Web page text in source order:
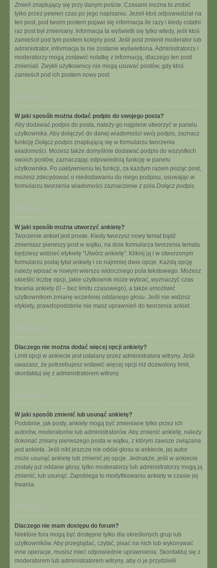
Zmień znajdujący się przy danym poście. Czasami można to zrobić
tylko przez pewien czas po jego napisaniu. Jeżeli ktoś odpowiedział na
ten post, pod twoim postem pojawi się informacja ile razy i kiedy ostatni
raz post był zmieniany. Informacja ta wyświetli się tylko wtedy, jeśli ktoś
zamieścił pod tym postem kolejny post. Jeśli post zmienił moderator lub
administrator, informacja ta nie zostanie wyświetlona. Administratorzy i
moderatorzy mogą zostawić notatkę z informacją, dlaczego ten post
zmieniali. Zwykli użytkownicy nie mogą usuwać postów, gdy ktoś
zamieścił pod ich postem nowy post.
Na górę
W jaki sposób można dodać podpis do swojego posta?
Aby dodawać podpis do posta, należy go najpierw utworzyć w panelu
użytkownika. Aby dołączyć do danej wiadomości swój podpis, zaznacz
funkcję Dołącz podpis znajdującą się w formularzu tworzenia
wiadomości. Możesz także domyślnie dodawać podpis do wszystkich
swoich postów, zaznaczając odpowiednią funkcję w panelu
użytkownika. Po uaktywnieniu tej funkcji, za każdym razem pisząc post,
możesz zdecydować o niedodawaniu do niego podpisu, usuwając w
formularzu tworzenia wiadomości zaznaczenie z pola Dołącz podpis.
Na górę
W jaki sposób można utworzyć ankietę?
Tworzenie ankiet jest proste. Kiedy tworzysz nowy temat bądź
zmieniasz pierwszy post w wątku, na dole formularza tworzenia tematu
będziesz widzieć etykietę “Utwórz ankietę”. Kliknij ją i w otworzonym
formularzu podaj tytuł ankiety i co najmniej dwie opcje. Każdą opcję
należy wpisać w nowym wierszu widocznego pola tekstowego. Możesz
określić liczbę opcji, jakie użytkownik może wybrać, wyznaczyć czas
trwania ankiety (0 – bez limitu czasowego), a także umożliwić
użytkownikom zmianę wcześniej oddanego głosu. Jeśli nie widzisz
etykiety, prawdopodobnie nie masz uprawnień do tworzenia ankiet.
Na górę
Dlaczego nie można dodać więcej opcji ankiety?
Limit opcji w ankiecie jest ustalany przez administratora witryny. Jeśli
uważasz, że potrzebujesz wstawić więcej opcji niż dozwolony limit,
skontaktuj się z administratorem witryny.
Na górę
W jaki sposób zmienić lub usunąć ankietę?
Podobnie, jak posty, ankiety mogą być zmieniane tylko przez ich
autorów, moderatorów lub administratorów. Aby zmienić ankietę, należy
dokonać zmiany pierwszego posta w wątku, z którym zawsze związana
jest ankieta. Jeśli nikt jeszcze nie oddał głosu w ankiecie, jej autor
może usunąć ankietę lub zmienić jej opcje. Jednakże, jeśli w ankiecie
zostały już oddane głosy, tylko moderatorzy lub administratorzy mogą ją
zmienić, lub usunąć. Zapobiega to modyfikowaniu ankiety w czasie jej
trwania.
Na górę
Dlaczego nie mam dostępu do forum?
Niektóre fora mogą być dostępne tylko dla określonych grup lub
użytkowników. Aby przeglądać, czytać, pisać na nich lub wykonywać
inne operacje, musisz mieć odpowiednie uprawnienia. Skontaktuj się z
moderatorem lub administratorem witryny, aby ci je przydzielił.